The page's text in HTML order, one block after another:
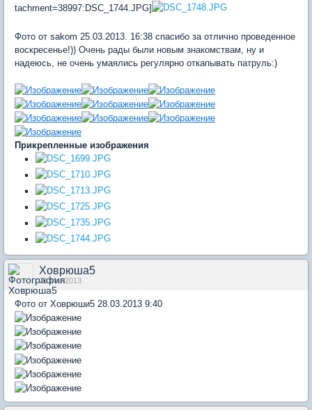
tachment=38997:DSC_1744.JPG]
Фото от sakom 25.03.2013. 16:38 спасибо за отлично проведенное
воскресенье!)) Очень рады были новым знакомствам, ну и
надеюсь, не очень умаялись регулярно откапывать патруль:)
Прикрепленные изображения
Ховрюша5
28 Mar 2013
Фото от Ховрюши5 28.03.2013 9:40